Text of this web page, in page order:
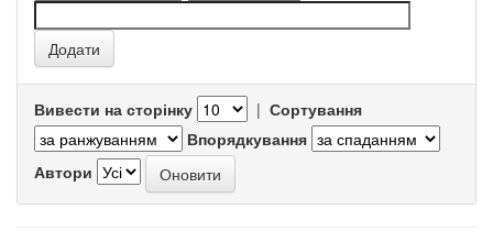
Вивести на сторінку | Сортування
Впорядкування
Автори